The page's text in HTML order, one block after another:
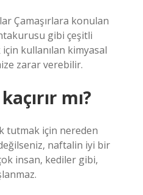
Çamaşırlara konulan
gibi çeşitli
kullanılan kimyasal
zarar verebilir.
mı?
tutmak için nereden
naftalin iyi bir
insan, kediler gibi,